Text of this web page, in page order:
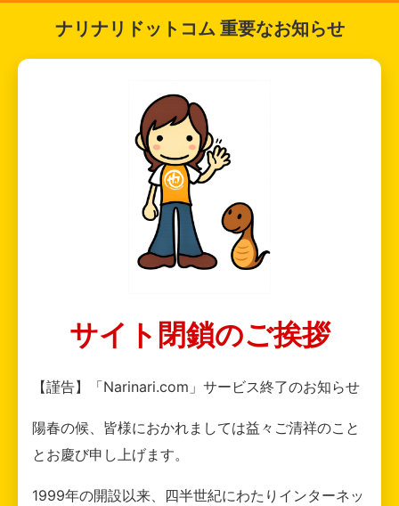
ナリナリドットコム 重要なお知らせ
サイト閉鎖のご挨拶
【謹告】「Narinari.com」サービス終了のお知らせ
陽春の候、皆様におかれましては益々ご清祥のこと
とお慶び申し上げます。
1999年の開設以来、四半世紀にわたりインターネッ